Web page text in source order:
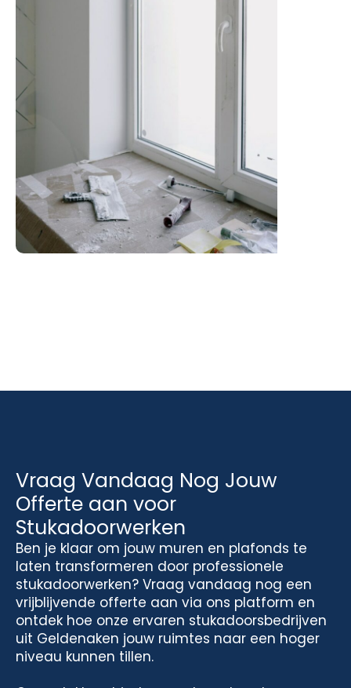
Vraag Vandaag Nog Jouw
Offerte aan voor
Stukadoorwerken
Ben je klaar om jouw muren en plafonds te
laten transformeren door professionele
stukadoorwerken? Vraag vandaag nog een
vrijblijvende offerte aan via ons platform en
ontdek hoe onze ervaren stukadoorsbedrijven
uit Geldenaken jouw ruimtes naar een hoger
niveau kunnen tillen.